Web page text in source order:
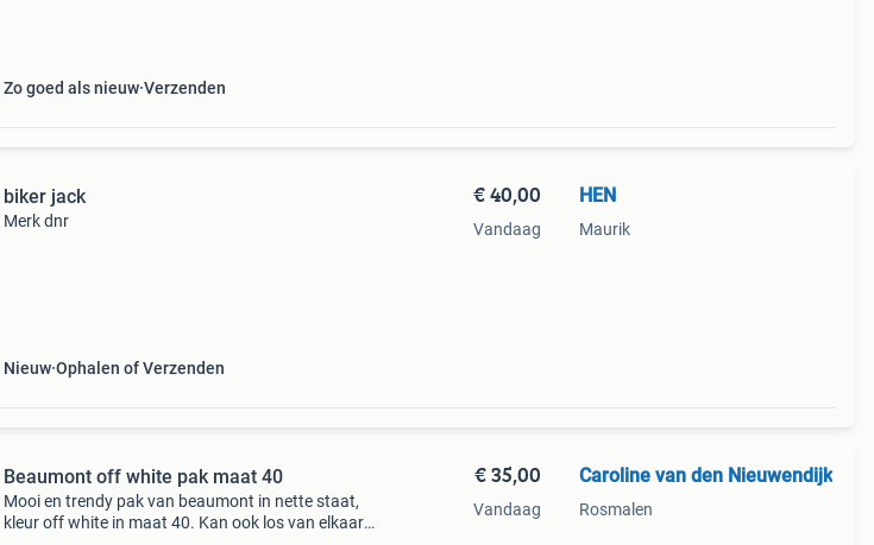
Zo goed als nieuw Verzenden
biker jack
Merk dnr
Nieuw Ophalen of Verzenden
€ 40,00
Vandaag
HEN
Maurik
Beaumont off white pak maat 40
Mooi en trendy pak van beaumont in nette staat,
kleur off white in maat 40. Kan ook los van elkaar
€ 35,00
Vandaag
Caroline van den Nieuwendijk
Rosmalen